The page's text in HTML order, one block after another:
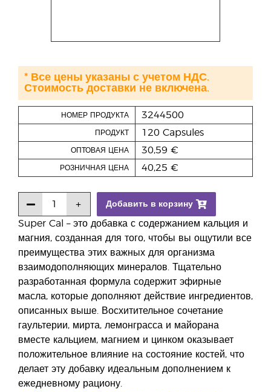
Super Cal – это добавка с содержанием кальция и
магния, созданная для того, чтобы вы ощутили все
преимущества этих важных для организма
взаимодополняющих минералов. Тщательно
разработанная формула содержит эфирные
масла, которые дополняют действие ингредиентов,
описанных выше. Восхитительное сочетание
гаультерии, мирта, лемонграсса и майорана
вместе кальцием, магнием и цинком оказывает
положительное влияние на состояние костей, что
делает эту добавку идеальным дополнением к
ежедневному рациону.
НОМЕР ПРОДУКТА 3244500
ПРОДУКТ 120 Capsules
ОПТОВАЯ ЦЕНА 30,59 €
РОЗНИЧНАЯ ЦЕНА 40,25 €
Добавить в корзину
* Все цены указаны с учетом НДС.
Стоимость доставки не включена.